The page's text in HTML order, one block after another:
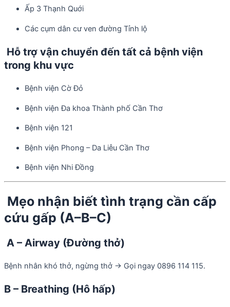
Ấp 3 Thạnh Quới
Các cụm dân cư ven đường Tỉnh lộ
Hỗ trợ vận chuyển đến tất cả bệnh viện
trong khu vực
Bệnh viện Cờ Đỏ
Bệnh viện Đa khoa Thành phố Cần Thơ
Bệnh viện 121
Bệnh viện Phong – Da Liễu Cần Thơ
Bệnh viện Nhi Đồng
Mẹo nhận biết tình trạng cần cấp
cứu gấp (A–B–C)
A – Airway (Đường thở)
Bệnh nhân khó thở, ngừng thở → Gọi ngay 0896 114 115.
B – Breathing (Hô hấp)